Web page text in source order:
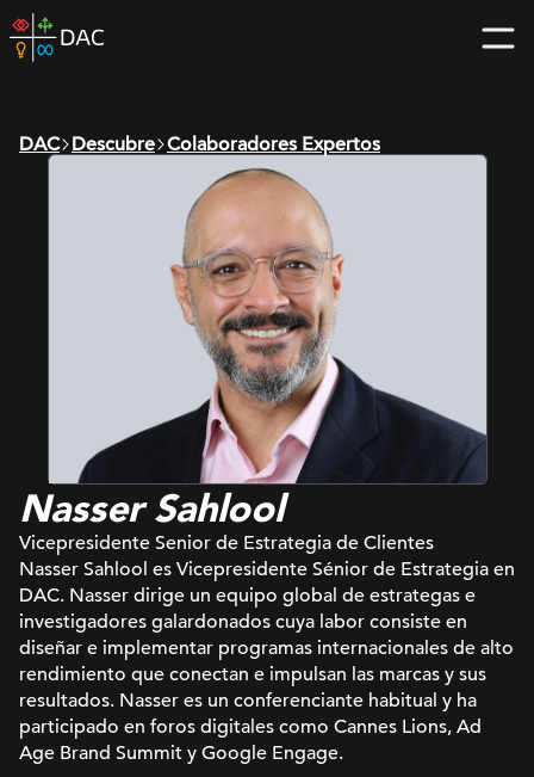
Skip
to
home
DAC Descubre Colaboradores Expertos
Nasser Sahlool
Vicepresidente Senior de Estrategia de Clientes
Nasser Sahlool es Vicepresidente Sénior de Estrategia en
DAC. Nasser dirige un equipo global de estrategas e
investigadores galardonados cuya labor consiste en
diseñar e implementar programas internacionales de alto
rendimiento que conectan e impulsan las marcas y sus
resultados. Nasser es un conferenciante habitual y ha
participado en foros digitales como Cannes Lions, Ad
Age Brand Summit y Google Engage.